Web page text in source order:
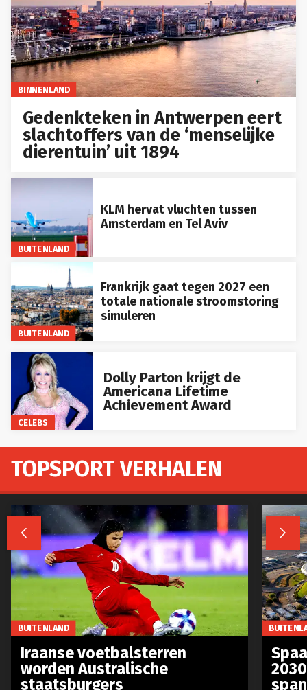
BINNENLAND
Gedenkteken in Antwerpen eert
slachtoffers van de ‘menselijke
dierentuin’ uit 1894
BUITENLAND
KLM hervat vluchten tussen
Amsterdam en Tel Aviv
BUITENLAND
Frankrijk gaat tegen 2027 een
totale nationale stroomstoring
simuleren
CELEBS
Dolly Parton krijgt de
Americana Lifetime
Achievement Award
TOPSPORT VERHALEN
 
BUITENLAND
Iraanse voetbalsterren
worden Australische
staatsburgers